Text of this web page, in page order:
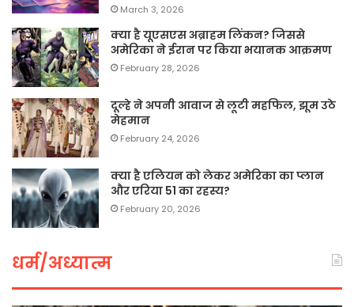
March 3, 2026
क्या है यूएसएस अब्राहम लिंकन? जिससे
अमेरिका ने ईरान पर किया भयानक आक्रमण
February 28, 2026
दूल्हे ने अपनी आवाज से लूटी महफिल, झूम उठे
मेहमान
February 24, 2026
क्या है एलियन को लेकर अमेरिका का प्लान
और एरिया 51 का रहस्य?
February 20, 2026
धर्म/अध्यात्म